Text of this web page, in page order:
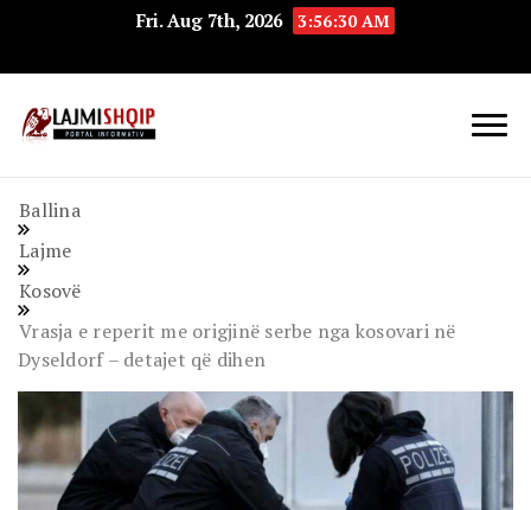
Fri. Aug 7th, 2026 3:56:30 AM
Ballina
Lajme
Kosovë
Vrasja e reperit me origjinë serbe nga kosovari në
Dyseldorf – detajet që dihen